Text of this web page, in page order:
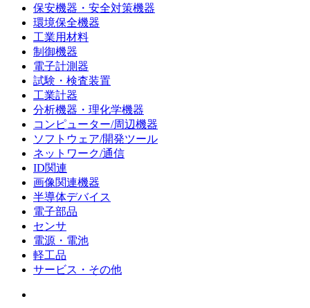
保安機器・安全対策機器
環境保全機器
工業用材料
制御機器
電子計測器
試験・検査装置
工業計器
分析機器・理化学機器
コンピューター/周辺機器
ソフトウェア/開発ツール
ネットワーク/通信
ID関連
画像関連機器
半導体デバイス
電子部品
センサ
電源・電池
軽工品
サービス・その他